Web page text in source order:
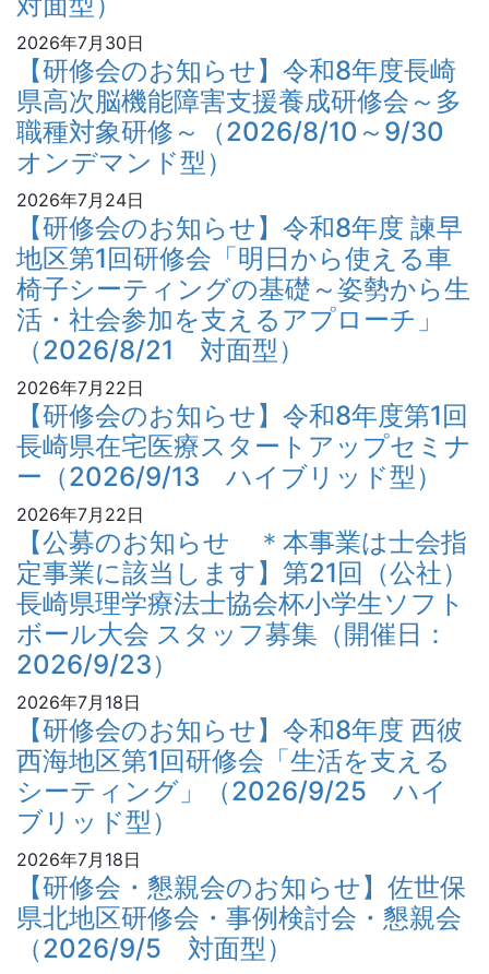
2026年7月30日
【研修会のお知らせ】令和8年度長崎
県高次脳機能障害支援養成研修会～多
職種対象研修～（2026/8/10～9/30
オンデマンド型）
2026年7月24日
【研修会のお知らせ】令和8年度 諫早
地区第1回研修会「明日から使える車
椅子シーティングの基礎～姿勢から生
活・社会参加を支えるアプローチ」
（2026/8/21 対面型）
2026年7月22日
【研修会のお知らせ】令和8年度第1回
長崎県在宅医療スタートアップセミナ
ー（2026/9/13 ハイブリッド型）
2026年7月22日
【公募のお知らせ ＊本事業は士会指
定事業に該当します】第21回（公社）
長崎県理学療法士協会杯小学生ソフト
ボール大会 スタッフ募集（開催日：
2026/9/23）
2026年7月18日
【研修会のお知らせ】令和8年度 西彼
西海地区第1回研修会「生活を支える
シーティング」（2026/9/25 ハイ
ブリッド型）
2026年7月18日
【研修会・懇親会のお知らせ】佐世保
県北地区研修会・事例検討会・懇親会
（2026/9/5 対面型）